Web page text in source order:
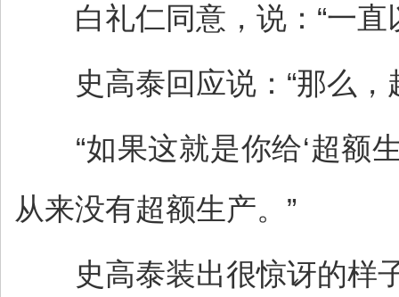
白礼仁同意，说：“一直
史高泰回应说：“那么，
“如果这就是你给‘超额生
从来没有超额生产。”
史高泰装出很惊讶的样子